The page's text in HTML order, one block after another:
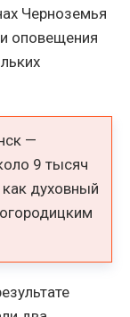
Черноземья
оповещения
—
9 тысяч
духовный